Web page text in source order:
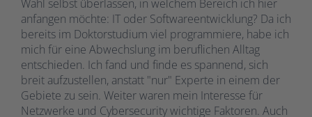
Wahl selbst überlassen, in welchem Bereich ich hier
anfangen möchte: IT oder Softwareentwicklung? Da ich
bereits im Doktorstudium viel programmiere, habe ich
mich für eine Abwechslung im beruflichen Alltag
entschieden. Ich fand und finde es spannend, sich
breit aufzustellen, anstatt "nur" Experte in einem der
Gebiete zu sein. Weiter waren mein Interesse für
Netzwerke und Cybersecurity wichtige Faktoren. Auch